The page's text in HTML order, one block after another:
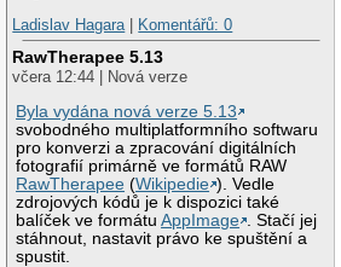
Ladislav Hagara| Komentářů: 0
RawTherapee 5.13
včera 12:44 | Nová verze
Byla vydána nová verze 5.13
svobodného multiplatformního softwaru
pro konverzi a zpracování digitálních
fotografií primárně ve formátů RAW
RawTherapee (Wikipedie ). Vedle
zdrojových kódů je k dispozici také
balíček ve formátuAppImage
. Stačí jej
stáhnout, nastavit právo ke spuštění a
spustit.